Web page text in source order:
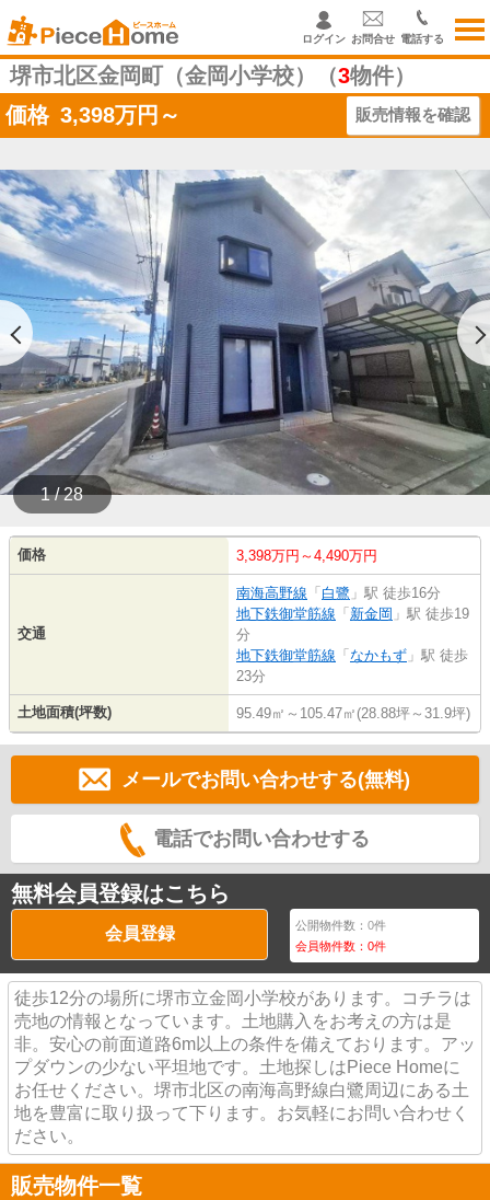
ログイン お問合せ 電話する
堺市北区金岡町（金岡小学校）（3物件）
価格 3,398万円～ 販売情報を確認
1 / 28
価格 3,398万円～4,490万円
交通
南海高野線 「 白鷺 」駅 徒歩16分
地下鉄御堂筋線 「 新金岡 」駅 徒歩19
分
地下鉄御堂筋線 「 なかもず 」駅 徒歩
23分
土地面積(坪数) 95.49㎡～105.47㎡(28.88坪～31.9坪)
メールでお問い合わせする(無料)
電話でお問い合わせする
無料会員登録はこちら
会員登録 公開物件数：0件
会員物件数：0件
徒歩12分の場所に堺市立金岡小学校があります。コチラは
売地の情報となっています。土地購入をお考えの方は是
非。安心の前面道路6m以上の条件を備えております。アッ
プダウンの少ない平坦地です。土地探しはPiece Homeに
お任せください。堺市北区の南海高野線白鷺周辺にある土
地を豊富に取り扱って下ります。お気軽にお問い合わせく
ださい。
販売物件一覧